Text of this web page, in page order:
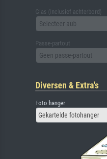
Glas (inclusief achterbord)
Selecteer aub
Passe-partout
Geen passe-partout
Diversen & Extra's
Foto hanger
Gekartelde fotohanger